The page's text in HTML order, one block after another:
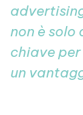
non è solo
chiave
un